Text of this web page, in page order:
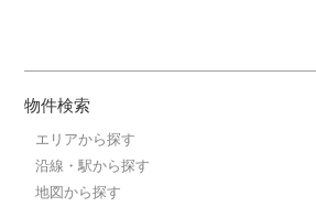
物件検索
エリアから探す
沿線・駅から探す
地図から探す